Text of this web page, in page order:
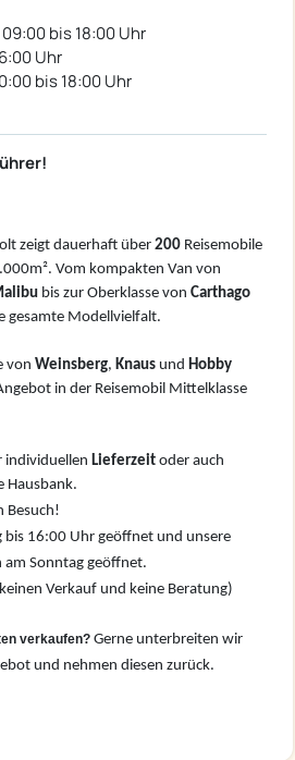
bis 18:00 Uhr
Uhr
bis 18:00 Uhr
zeigt dauerhaft über 200 Reisemobile
Vom kompakten Van von
bis zur Oberklasse von Carthago
gesamte Modellvielfalt.
von Weinsberg, Knaus und Hobby
in der Reisemobil Mittelklasse
individuellen Lieferzeit oder auch
Hausbank.
Besuch!
bis 16:00 Uhr geöffnet und unsere
am Sonntag geöffnet.
Verkauf und keine Beratung)
verkaufen? Gerne unterbreiten wir
und nehmen diesen zurück.